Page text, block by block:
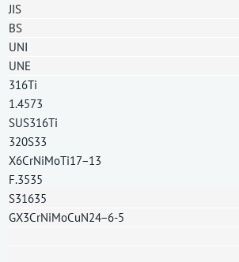
JIS
BS
UNI
UNE
316Ti
1.4573
SUS316Ti
320S33
X6CrNiMoTi17−13
F.3535
S31635
GX3CrNiMoCuN24−6-5